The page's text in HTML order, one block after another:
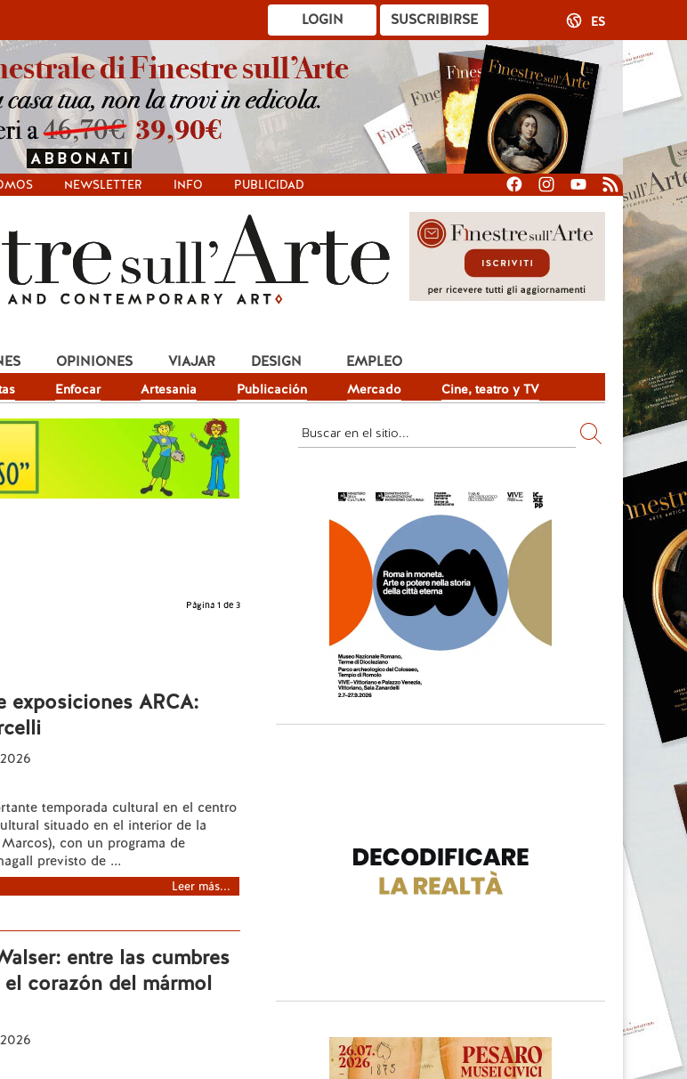
SUSCRIBIRSE
LOGIN ES
NEWSLETTER INFO PUBLICIDAD
Enfocar Artesania Publicación Mercado Cine, teatro y TV
OPINIONES VIAJAR DESIGN EMPLEO
Página 1 de 3
exposiciones ARCA:
temporada cultural en el centro
situado en el interior de la
con un programa de
previsto de ...
Leer más...
entre las cumbres
corazón del mármol